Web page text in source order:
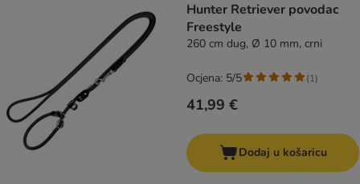
Hunter Retriever povodac
Freestyle
260 cm dug, Ø 10 mm, crni
41,99 €
Ocjena: 5/5 (1)
Dodaj u košaricu